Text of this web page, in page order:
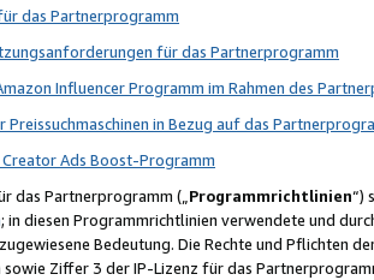
das Partnerprogramm
für das Partnerprogramm
Influencer Programm im Rahmen des
in Bezug auf das
Ads Boost-Programm
das Partnerprogramm („Programmrichtlinien“)
; in diesen Programmrichtlinien verwendete und
Bedeutung. Die Rechte und Pflichten
Ziffer 3 der IP-Lizenz für das